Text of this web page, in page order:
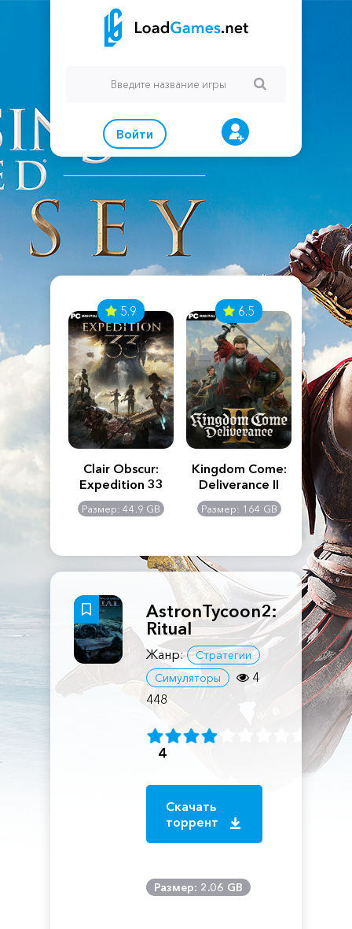
Войти
Creed
5.9
Clair Obscur:
Expedition 33
Размер: 44.9 GB
6.5
Kingdom Come:
Deliverance II
Размер: 164 GB
The
AstronTycoon2:
Ritual
Жанр:
Стратегии
Симуляторы
4
448
4
Скачать
торрент
Размер: 2.06 GB